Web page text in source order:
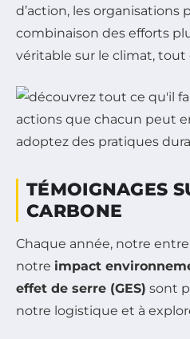
d’action, les organisations
combinaison des efforts
véritable sur le climat,
TÉMOIGNAGES
CARBONE
Chaque année, notre
notre impact
effet de serre (GES) sont
notre logistique et à